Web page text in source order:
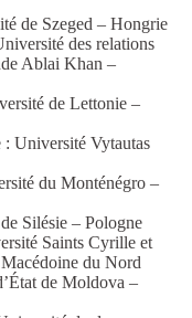
de Szeged – Hongrie
des relations
Ablai Khan –
de Lettonie –
Université Vytautas
du Monténégro –
Silésie – Pologne
Saints Cyrille et
du Nord
de Moldova –